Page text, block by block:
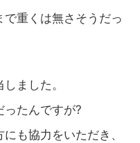
重くは無さそうだっ
ました。
ったんですが?
も協力をいただき、